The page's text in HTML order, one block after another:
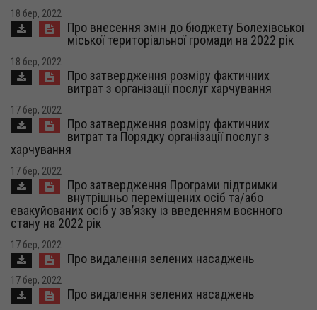
18 бер, 2022
Про внесення змін до бюджету Болехівської
міської територіальної громади на 2022 рік
18 бер, 2022
Про затвердження розміру фактичних
витрат з організації послуг харчування
17 бер, 2022
Про затвердження розміру фактичних
витрат та Порядку організації послуг з
харчування
17 бер, 2022
Про затвердження Програми підтримки
внутрішньо переміщених осіб та/або
евакуйованих осіб у зв’язку із введенням воєнного
стану на 2022 рік
17 бер, 2022
Про видалення зелених насаджень
17 бер, 2022
Про видалення зелених насаджень